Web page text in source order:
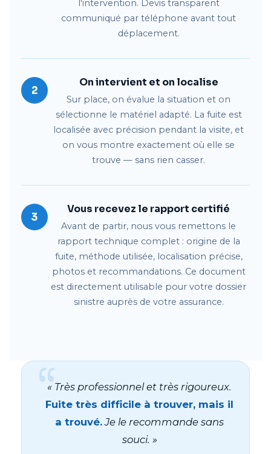
l'intervention. Devis transparent
communiqué par téléphone avant tout
déplacement.
2
On intervient et on localise
Sur place, on évalue la situation et on
sélectionne le matériel adapté. La fuite est
localisée avec précision pendant la visite, et
on vous montre exactement où elle se
trouve — sans rien casser.
3
Vous recevez le rapport certifié
Avant de partir, nous vous remettons le
rapport technique complet : origine de la
fuite, méthode utilisée, localisation précise,
photos et recommandations. Ce document
est directement utilisable pour votre dossier
sinistre auprès de votre assurance.
« Très professionnel et très rigoureux.
Fuite très difficile à trouver, mais il
a trouvé.Je le recommande sans
souci. »